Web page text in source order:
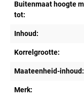
Buitenmaat hoogte
tot:
Inhoud:
Korrelgrootte:
Maateenheid-inhoud:
Merk: